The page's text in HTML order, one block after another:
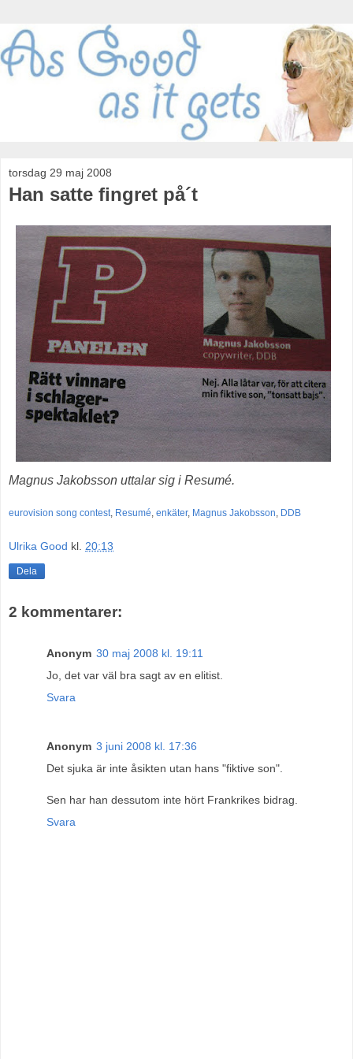
torsdag 29 maj 2008
Han satte fingret på´t
Magnus Jakobsson uttalar sig i Resumé.
eurovision song contest, Resumé, enkäter, Magnus Jakobsson, DDB
Ulrika Good kl. 20:13
Dela
2 kommentarer:
Anonym 30 maj 2008 kl. 19:11
Jo, det var väl bra sagt av en elitist.
Svara
Anonym 3 juni 2008 kl. 17:36
Det sjuka är inte åsikten utan hans "fiktive son".
Sen har han dessutom inte hört Frankrikes bidrag.
Svara